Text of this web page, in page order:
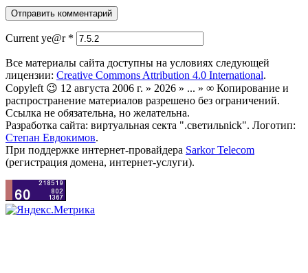
Current ye@r *
Все материалы сайта доступны на условиях следующей
лицензии: Creative Commons Attribution 4.0 International.
Copyleft 😉 12 августа 2006 г. » 2026 » ... » ∞ Копирование и
распространение материалов разрешено без ограничений.
Ссылка не обязательна, но желательна.
Разработка сайта: виртуальная секта ".светильnick". Логотип:
Степан Евдокимов.
При поддержке интернет-провайдера Sarkor Telecom
(регистрация домена, интернет-услуги).